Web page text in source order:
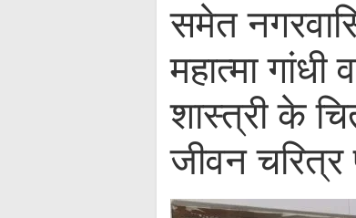
समेत
महात्मा
शास्त्री के
जीवन चरित्र